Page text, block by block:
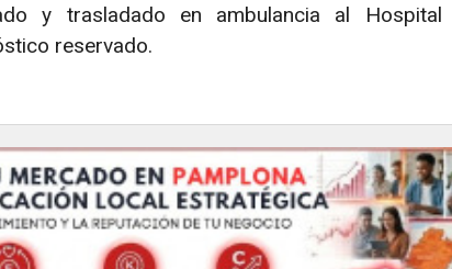
y trasladado en ambulancia al Hospital
reservado.